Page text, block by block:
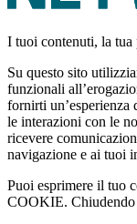
I tuoi contenuti, la tua
Su questo sito
funzionali
fornirti
le interazioni con le
ricevere
navigazione e ai tuoi
Puoi esprimere il tuo
COOKIE. Chiudendo